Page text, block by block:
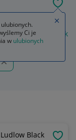
drzewny
Black
Ci je
w ulubionych